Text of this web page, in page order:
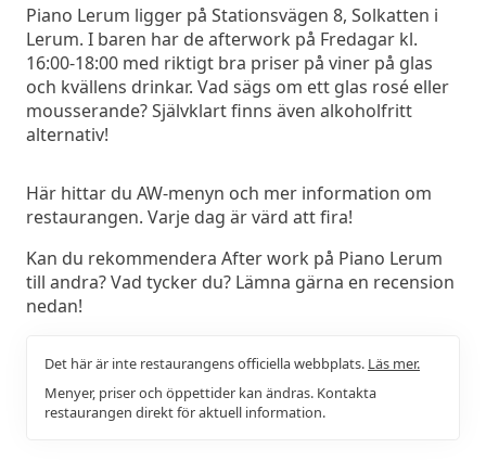
Piano Lerum ligger på Stationsvägen 8, Solkatten i
Lerum. I baren har de afterwork på Fredagar kl.
16:00-18:00 med riktigt bra priser på viner på glas
och kvällens drinkar. Vad sägs om ett glas rosé eller
mousserande? Självklart finns även alkoholfritt
alternativ!
Här hittar du AW-menyn och mer information om
restaurangen. Varje dag är värd att fira!
Kan du rekommendera After work på Piano Lerum
till andra? Vad tycker du? Lämna gärna en recension
nedan!
Det här är inte restaurangens officiella webbplats. Läs mer.
Menyer, priser och öppettider kan ändras. Kontakta
restaurangen direkt för aktuell information.